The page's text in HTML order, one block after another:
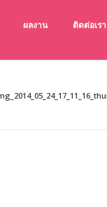
ง เช็คราคาเครื่อง
พดี ราคาถูก
ผลงาน ติดต่อเรา